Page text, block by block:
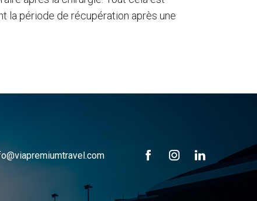
la période de récupération après une